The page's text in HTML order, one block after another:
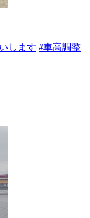
します #車高調整